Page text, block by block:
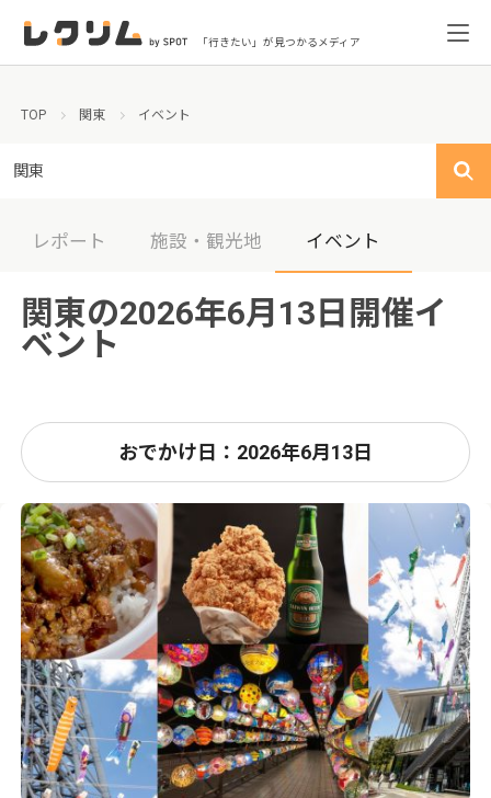
「行きたい」が見つかるメディア
TOP 関東 イベント
関東
レポート 施設・観光地 イベント
関東の2026年6月13日開催イ
ベント
おでかけ日：2026年6月13日